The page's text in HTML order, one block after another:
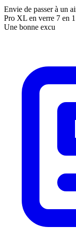
Envie de passer à un
Pro XL en verre 7 en
Une bonne excu